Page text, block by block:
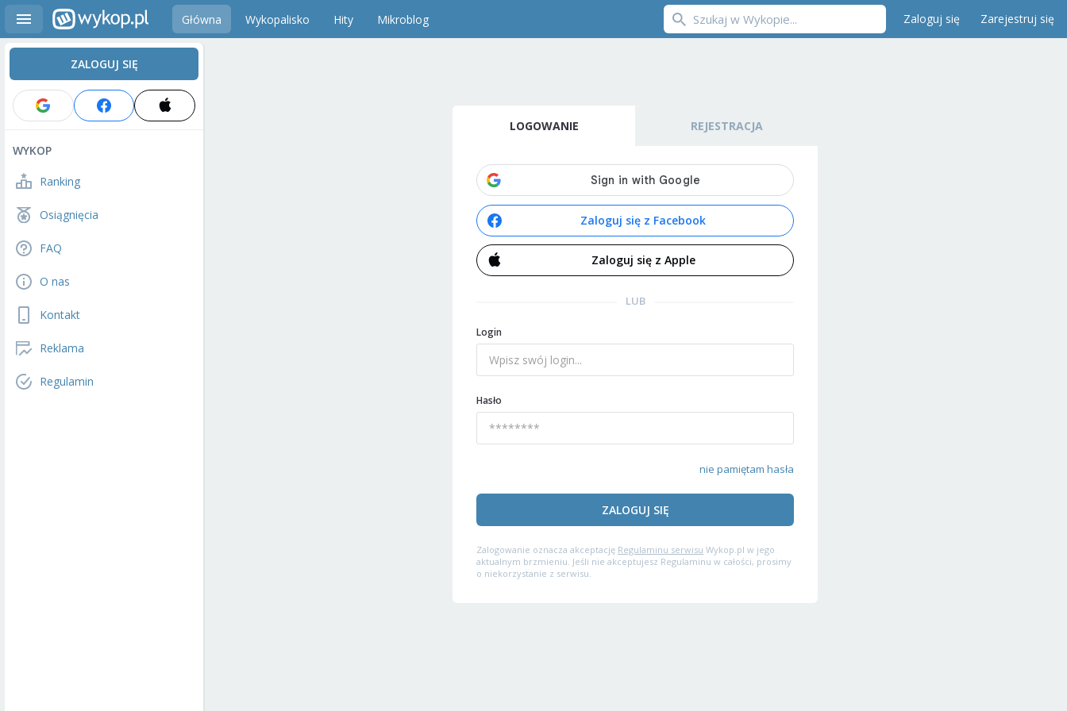
Główna Wykopalisko Hity Mikroblog Zaloguj się Zarejestruj się
ZALOGUJ SIĘ
WYKOP
Ranking
Osiągnięcia
FAQ
O nas
Kontakt
Reklama
Regulamin
LOGOWANIE REJESTRACJA
Zaloguj się z Facebook
Zaloguj się z Apple
LUB
Login
Hasło
nie pamiętam hasła
ZALOGUJ SIĘ
Zalogowanie oznacza akceptację Regulaminu serwisu Wykop.pl w jego
aktualnym brzmieniu. Jeśli nie akceptujesz Regulaminu w całości, prosimy
o niekorzystanie z serwisu.